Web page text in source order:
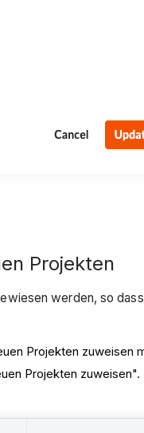
Projekten
werden, so
Projekten zuweisen
Projekten zuweisen".